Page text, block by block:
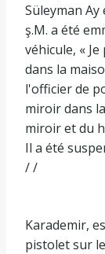
Süleyman
ş.M. a été
véhicule, «
dans la
l'officier de
miroir dans
miroir et du
Il a été
/ /
Karademir,
pistolet sur